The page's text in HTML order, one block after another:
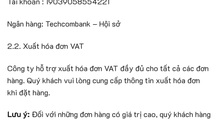
Ngân hàng: Techcombank – Hội sở
2.2. Xuất hóa đơn VAT
Công ty hỗ trợ xuất hóa đơn VAT đầy đủ cho tất cả các đơn
hàng. Quý khách vui lòng cung cấp thông tin xuất hóa đơn
khi đặt hàng.
Lưu ý: Đối với những đơn hàng có giá trị cao, quý khách hàng